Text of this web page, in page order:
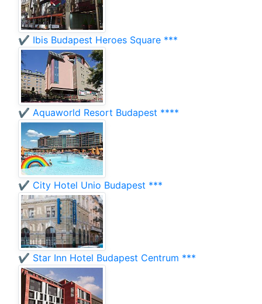
✔️ Ibis Budapest Heroes Square ***
✔️ Aquaworld Resort Budapest ****
✔️ City Hotel Unio Budapest ***
✔️ Star Inn Hotel Budapest Centrum ***